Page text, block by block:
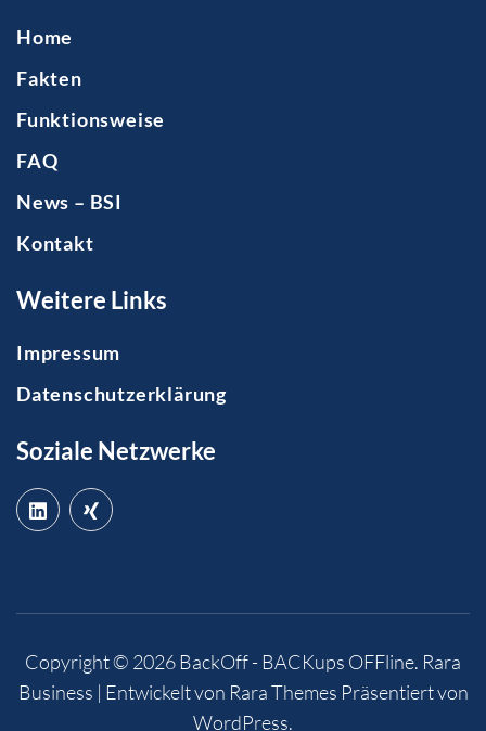
Home
Fakten
Funktionsweise
FAQ
News – BSI
Kontakt
Weitere Links
Impressum
Datenschutzerklärung
Soziale Netzwerke
Copyright © 2026BackOff - BACKups OFFline. Rara
Business | Entwickelt von Rara Themes Präsentiert von
WordPress.